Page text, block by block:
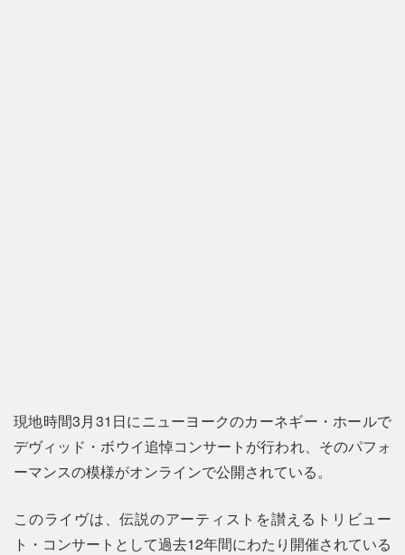
現地時間3月31日にニューヨークのカーネギー・ホールで
デヴィッド・ボウイ追悼コンサートが行われ、そのパフォ
ーマンスの模様がオンラインで公開されている。
このライヴは、伝説のアーティストを讃えるトリビュー
ト・コンサートとして過去12年間にわたり開催されている